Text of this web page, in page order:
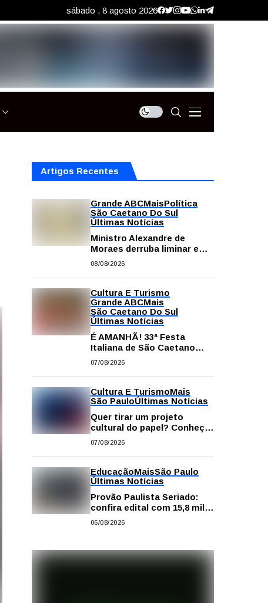
sábado , 8 agosto 2026
Artigos Recentes
Grande ABCMaisPolítica
São Caetano Do Sul
Últimas Notícias
Ministro Alexandre de
Moraes derruba liminar e
restabelece andamento de
contra vereador Matheus
Gianello
08/08/2026
Cultura E Turismo
Grande ABCMais
São Caetano Do Sul
Últimas Notícias
É AMANHÃ! 33ª Festa
Italiana de São Caetano
começa neste sábado com
solidariedade
07/08/2026
Cultura E TurismoMais
São PauloÚltimas Notícias
Quer tirar um projeto
cultural do papel? Conheça
os principais editais
07/08/2026
EducaçãoMaisSão Paulo
Últimas Notícias
Provão Paulista Seriado:
confira edital com 15,8 mil
vagas para ensino superior
06/08/2026